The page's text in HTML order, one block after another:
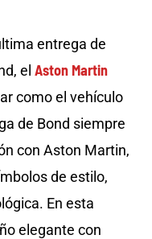
entrega de
el Aston Martin
como el vehículo
de Bond siempre
con Aston Martin,
de estilo,
En esta
elegante con